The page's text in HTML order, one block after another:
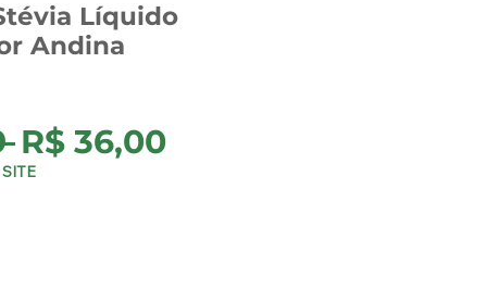
Líquido
Andina
Preço
normal
R$ 36,00Preço